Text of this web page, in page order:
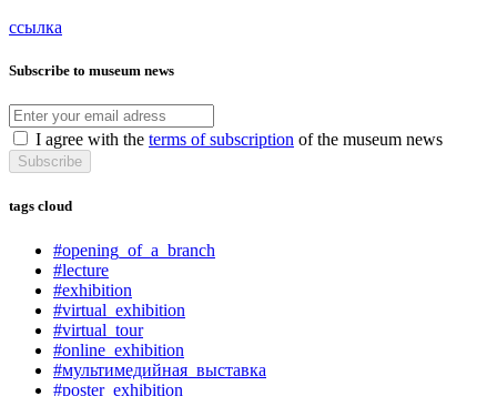
ссылка
Subscribe to museum news
I agree with the terms of subscription of the museum news
Subscribe
tags cloud
#opening_of_a_branch
#lecture
#exhibition
#virtual_exhibition
#virtual_tour
#online_exhibition
#мультимедийная_выставка
#poster_exhibition